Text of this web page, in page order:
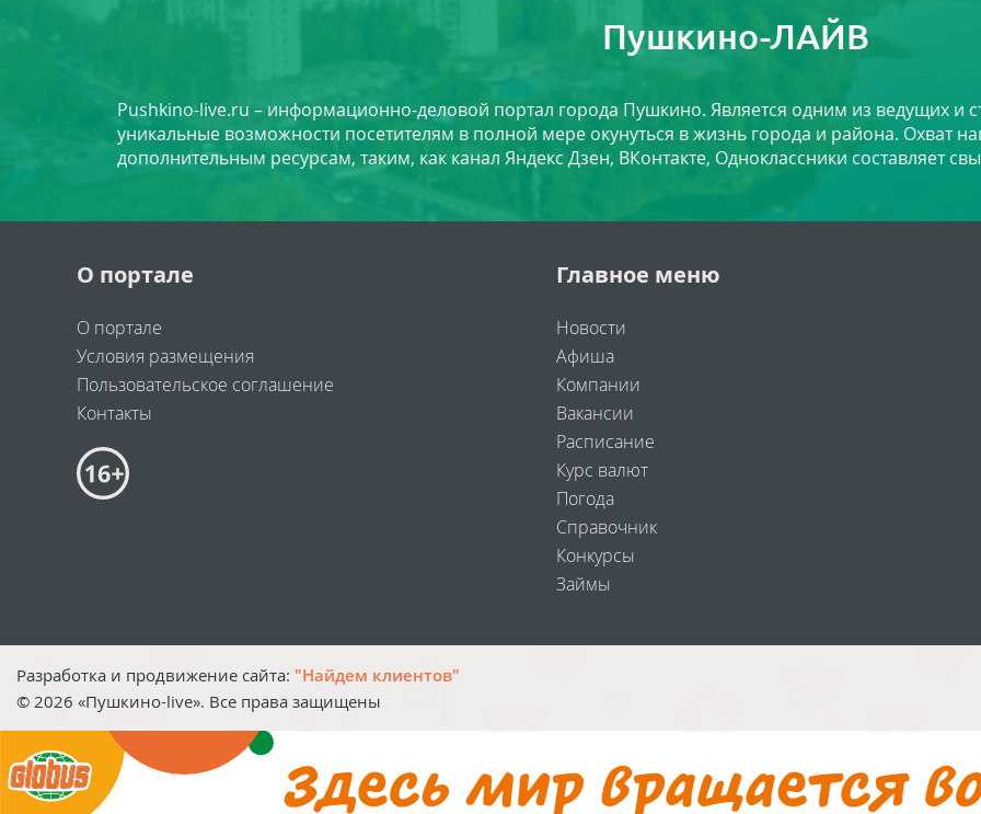
Пушкино-ЛАЙВ
Pushkino-live.ru – информационно-деловой портал города Пушкино. Является одним из ведущих и
уникальные возможности посетителям в полной мере окунуться в жизнь города и района. Охват
дополнительным ресурсам, таким, как канал Яндекс Дзен, ВКонтакте, Одноклассники составляет
О портале
О портале
Условия размещения
Пользовательское соглашение
Контакты
Главное меню
Новости
Афиша
Компании
Вакансии
Расписание
Курс валют
Погода
Справочник
Конкурсы
Займы
Разработка и продвижение сайта: "Найдем клиентов"
© 2026 «Пушкино-live». Все права защищены